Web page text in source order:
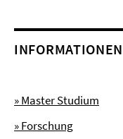
INFORMATIONEN
» Master Studium
» Forschung